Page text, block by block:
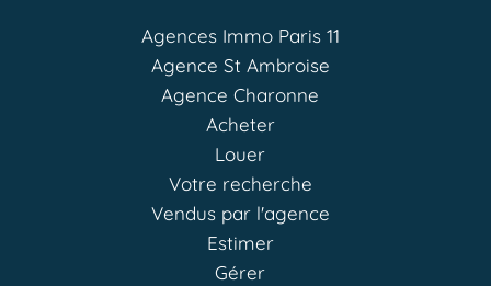
Agences Immo Paris 11
Agence St Ambroise
Agence Charonne
Acheter
Louer
Votre recherche
Vendus par l'agence
Estimer
Gérer